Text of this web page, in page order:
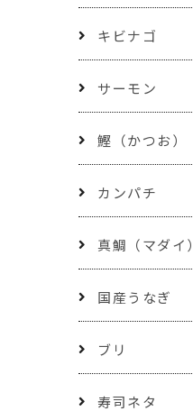
キビナゴ
サーモン
鰹（かつお）
カンパチ
真鯛（マダイ）
国産うなぎ
ブリ
寿司ネタ